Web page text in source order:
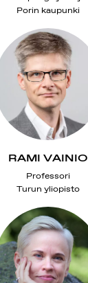
Porin kaupunki
RAMI VAINIO
Professori
Turun yliopisto